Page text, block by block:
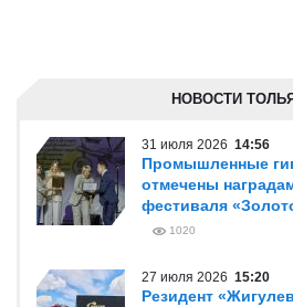
НОВОСТИ
31 июля 2026 14:56
Промышленные
отмечены
фестиваля
1020
27 июля 2026 15:20
Резидент